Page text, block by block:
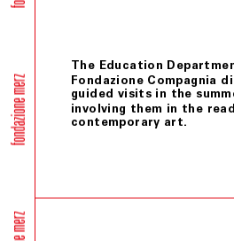
The Education
Fondazione Compagnia
guided visits in the
involving them in the
contemporary art.